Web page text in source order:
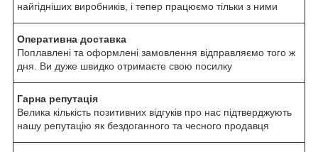
найгідніших виробників, і тепер працюємо тільки з ними
Оперативна доставка
Поплавлені та оформлені замовлення відправляємо того ж
дня. Ви дуже швидко отримаєте свою посилку
Гарна репутація
Велика кількість позитивних відгуків про нас підтверджують
нашу репутацію як бездоганного та чесного продавця